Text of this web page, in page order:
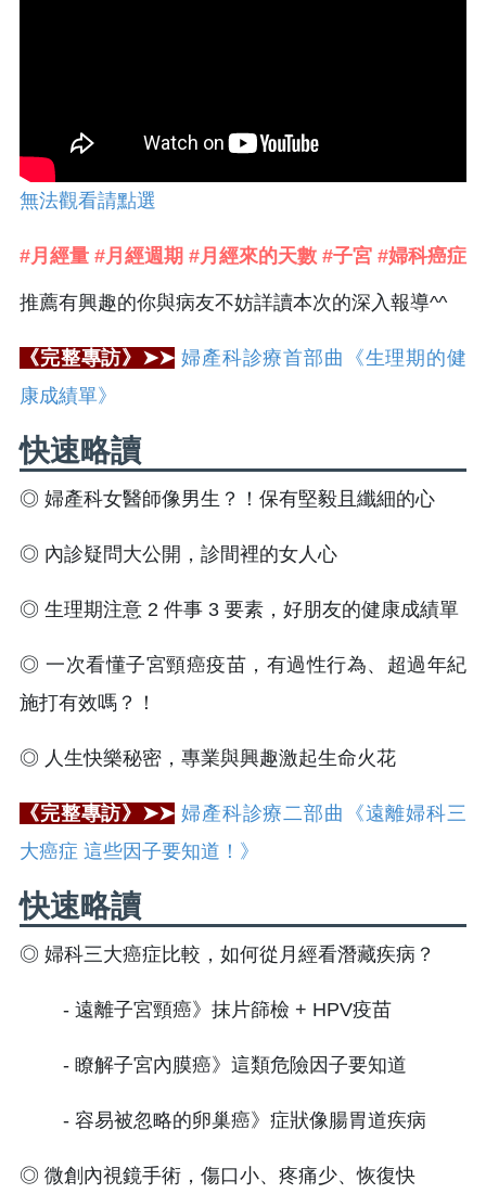
無法觀看請點選
#月經量 #月經週期 #月經來的天數 #子宮 #婦科癌症
推薦有興趣的你與病友不妨詳讀本次的深入報導^^
《完整專訪》➤➤ 婦產科診療首部曲《生理期的健
康成績單》
快速略讀
◎ 婦產科女醫師像男生？！保有堅毅且纖細的心
◎ 內診疑問大公開，診間裡的女人心
◎ 生理期注意 2 件事 3 要素，好朋友的健康成績單
◎ 一次看懂子宮頸癌疫苗，有過性行為、超過年紀
施打有效嗎？！
◎ 人生快樂秘密，專業與興趣激起生命火花
《完整專訪》➤➤ 婦產科診療二部曲《遠離婦科三
大癌症 這些因子要知道！》
快速略讀
◎ 婦科三大癌症比較，如何從月經看潛藏疾病？
- 遠離子宮頸癌》抹片篩檢 + HPV疫苗
- 瞭解子宮內膜癌》這類危險因子要知道
- 容易被忽略的卵巢癌》症狀像腸胃道疾病
◎ 微創內視鏡手術 ， 傷口小、疼痛少、恢復快